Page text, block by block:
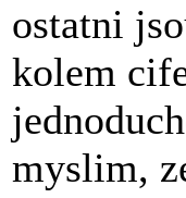
ostatni
kolem
myslim,